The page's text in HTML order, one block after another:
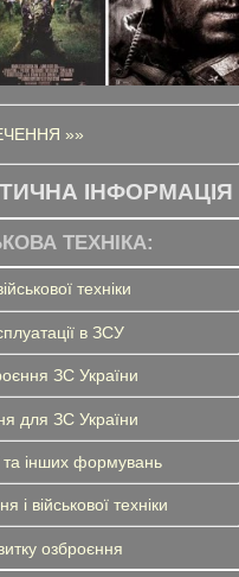
»»
ІНФОРМАЦІЯ
ТЕХНІКА:
техніки
в ЗСУ
ЗС України
для ЗС України
інших формувань
і військової техніки
озброєння